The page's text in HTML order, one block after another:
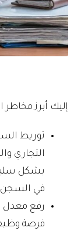
إليك أبرز
توريط
التجاري
بشكل
في
رفع معدل
فرصة